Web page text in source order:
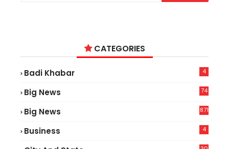
CATEGORIES
Badi Khabar 4
Big News
74
Big News 871
Business 4